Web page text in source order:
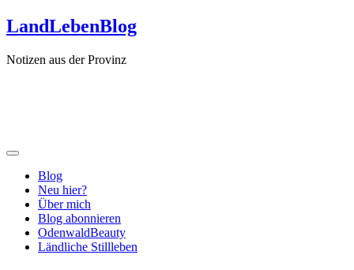
Zum
Inhalt
LandLebenBlog
Notizen aus der Provinz
Blog
Neu hier?
Über mich
Blog abonnieren
OdenwaldBeauty
Ländliche Stillleben